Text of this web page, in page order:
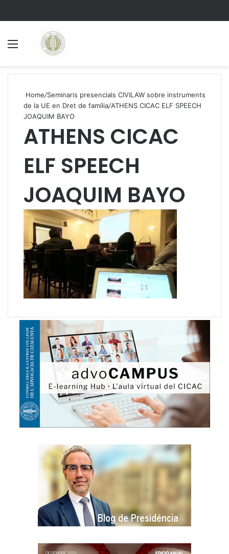
Home/Seminaris presencials CIVILAW sobre instruments
de la UE en Dret de família/ATHENS CICAC ELF SPEECH
JOAQUIM BAYO
ATHENS CICAC
ELF SPEECH
JOAQUIM BAYO